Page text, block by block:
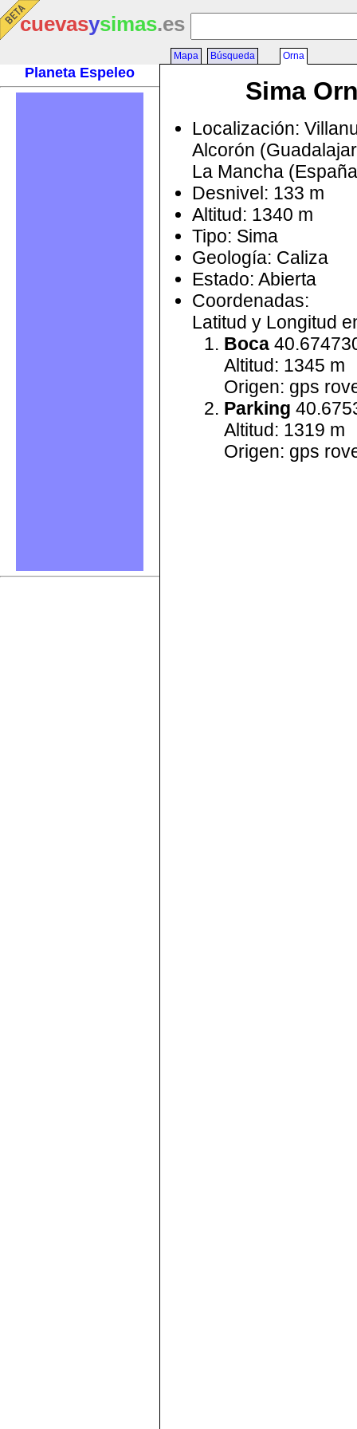
cuevasysimas.es
Planeta Espeleo
Mapa Búsqueda Orna
Sima
Localización:
Alcorón
La Mancha
Desnivel: 133 m
Altitud: 1340 m
Tipo: Sima
Geología: Caliza
Estado: Abierta
Coordenadas:
Latitud y Longitud
Boca
Altitud: 1345 m
Origen: gps
Parking
Altitud: 1319 m
Origen: gps